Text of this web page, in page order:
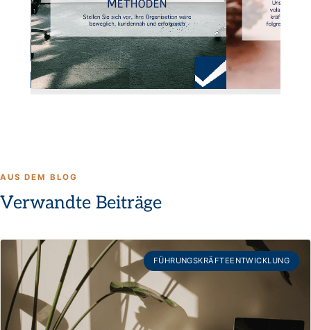
AUS DEM BLOG
Verwandte Beiträge
FÜHRUNGSKRÄFTEENTWICKLUNG